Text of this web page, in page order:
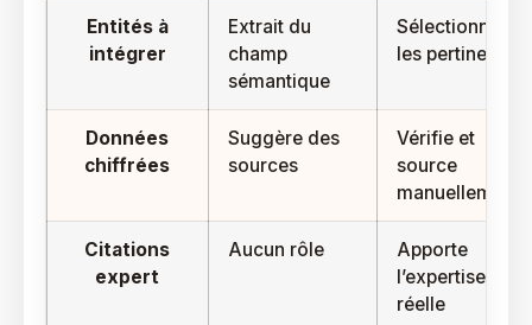
Entités à
intégrer
Extrait du
champ
sémantique
Sélectionne
les pertinentes
Données
chiffrées
Suggère des
sources
Vérifie et
source
manuellement
Citations
expert
Aucun rôle
Apporte
l’expertise
réelle